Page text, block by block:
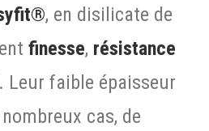
, en disilicate de
finesse, résistance
. Leur faible épaisseur
cas, de